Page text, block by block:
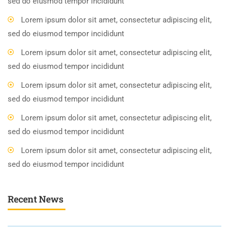
Lorem ipsum dolor sit amet, consectetur adipiscing elit,
sed do eiusmod tempor incididunt
Lorem ipsum dolor sit amet, consectetur adipiscing elit,
sed do eiusmod tempor incididunt
Lorem ipsum dolor sit amet, consectetur adipiscing elit,
sed do eiusmod tempor incididunt
Lorem ipsum dolor sit amet, consectetur adipiscing elit,
sed do eiusmod tempor incididunt
Lorem ipsum dolor sit amet, consectetur adipiscing elit,
sed do eiusmod tempor incididunt
Recent News